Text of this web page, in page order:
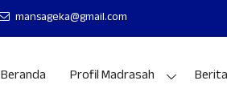
mansageka@gmail.comMAN 1 GUNUNGKIDUL MANTAP -
Beranda Profil Madrasah Berita